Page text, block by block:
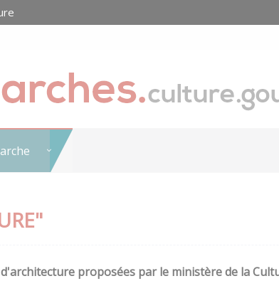
proposées par le ministère de la